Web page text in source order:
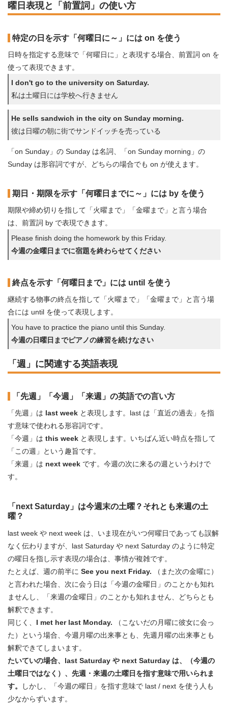
曜日表現と「前置詞」の使い方
特定の日を示す「何曜日に～」には on を使う
日時を指定する意味で「何曜日に」と表現する場合、前置詞 on を
使って表現できます。
I don't go to the university on Saturday.
私は土曜日には学校へ行きません
He sells sandwich in the city on Sunday morning.
彼は日曜の朝に街でサンドイッチを売っている
「on Sunday」の Sunday は名詞、「on Sunday morning」の
Sunday は形容詞ですが、どちらの場合でも on が使えます。
期日・期限を示す「何曜日までに～」には by を使う
期限や締め切りを指して「火曜まで」「金曜まで」と言う場合
は、前置詞 by で表現できます。
Please finish doing the homework by this Friday.
今週の金曜日までに宿題を終わらせてください
終点を示す「何曜日まで」には until を使う
継続する物事の終点を指して「火曜まで」「金曜まで」と言う場
合には until を使って表現します。
You have to practice the piano until this Sunday.
今週の日曜日までピアノの練習を続けなさい
「週」に関連する英語表現
「先週」「今週」「来週」の英語での言い方
「先週」は last week と表現します。last は「直近の過去」を指
す意味で使われる形容詞です。
「今週」は this week と表現します。いちばん近い時点を指して
「この週」という趣旨です。
「来週」は next week です。今週の次に来るの週というわけで
す。
「next Saturday」は今週末の土曜？それとも来週の土
曜？
last week や next week は、いま現在がいつ何曜日であっても誤解
なく伝わりますが、last Saturday や next Saturday のように特定
の曜日を指し示す表現の場合は、事情が複雑です。
たとえば、週の前半に See you next Friday. （また次の金曜に）
と言われた場合、次に会う日は「今週の金曜日」のことかも知れ
ませんし、「来週の金曜日」のことかも知れません、どちらとも
解釈できます。
同じく、 I met her last Monday. （こないだの月曜に彼女に会っ
た）という場合、今週月曜の出来事とも、先週月曜の出来事とも
解釈できてしまいます。
たいていの場合、last Saturday や next Saturday は、（今週の
土曜日ではなく）、先週・来週の土曜日を指す意味で用いられま
す。
しかし、「今週の曜日」を指す意味で last / next を使う人も
少なからずいます。